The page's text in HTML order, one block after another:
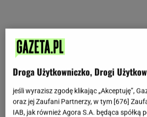
Droga Użytkowniczko, Drogi
jeśli wyrazisz zgodę klikając „Akceptuję”,
oraz jej Zaufani Partnerzy, w tym [676]
IAB, jak również Agora S.A. będąca spółką